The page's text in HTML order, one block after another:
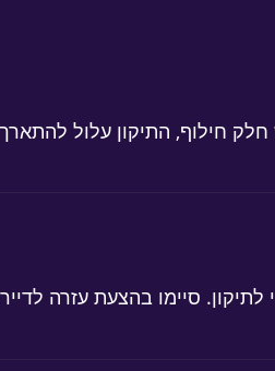
חילוף, התיקון עלול
סיימו בהצעת עזרה